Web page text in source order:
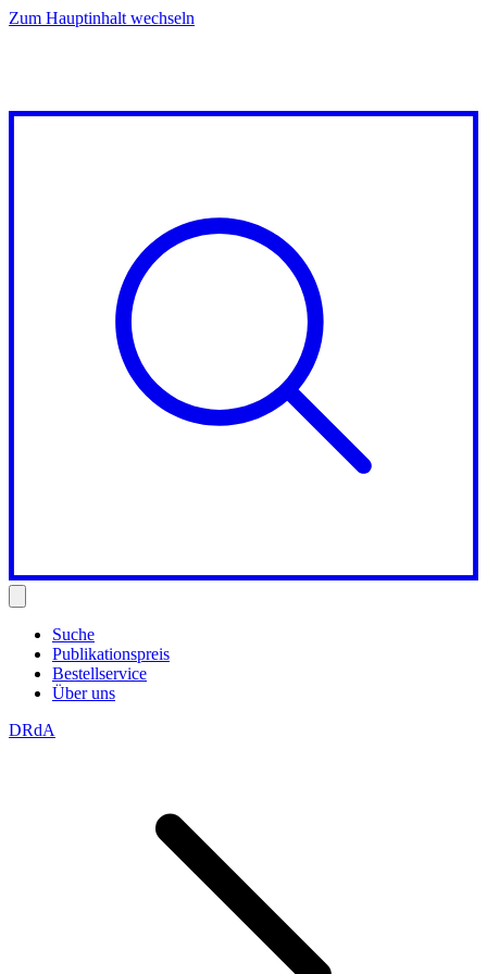
Zum Hauptinhalt wechseln
Suche
Publikationspreis
Bestellservice
Über uns
DRdA